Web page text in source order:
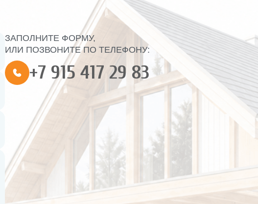
ЗАПОЛНИТЕ ФОРМУ,
ИЛИ ПОЗВОНИТЕ ПО ТЕЛЕФОНУ:
+7 915 417 29 83